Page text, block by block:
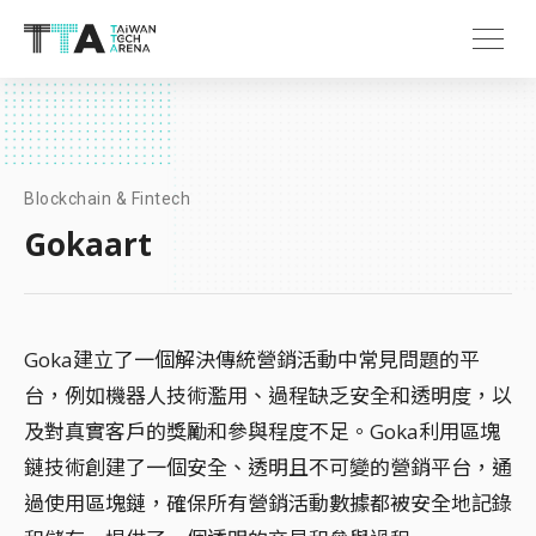
Blockchain & Fintech
Gokaart
Goka建立了一個解決傳統營銷活動中常見問題的平
台，例如機器人技術濫用、過程缺乏安全和透明度，以
及對真實客戶的獎勵和參與程度不足。Goka利用區塊
鏈技術創建了一個安全、透明且不可變的營銷平台，通
過使用區塊鏈，確保所有營銷活動數據都被安全地記錄